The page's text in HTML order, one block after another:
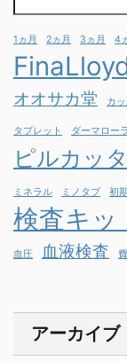
1ヵ月 2ヵ月 3ヵ月 4
オオサカ堂 カ
タブレット ダーマロー
ピルカッ
ミネラル ミノタブ 初
検査キッ
血圧 血液検査
アーカイブ